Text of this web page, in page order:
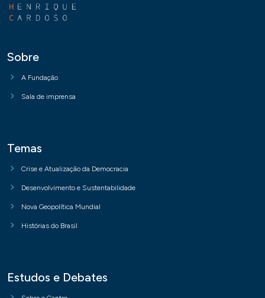
Sobre
A Fundação
Sala de imprensa
Temas
Crise e Atualização da Democracia
Desenvolvimento e Sustentabilidade
Nova Geopolítica Mundial
Histórias do Brasil
Estudos e Debates